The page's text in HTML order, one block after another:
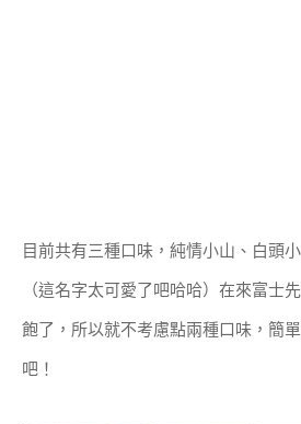
目前共有三種口味，純情小山、白頭
（這名字太可愛了吧哈哈）在來富士
飽了，所以就不考慮點兩種口味，簡
吧！